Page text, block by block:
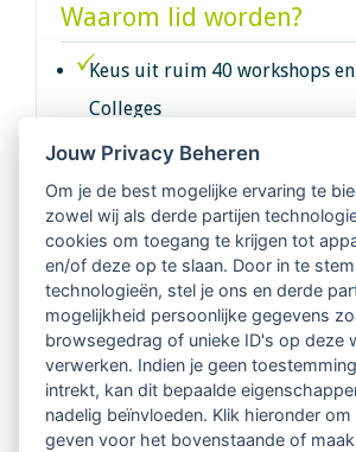
Waarom lid worden?
Keus uit ruim 40 workshops en
Colleges
Intervisie met geregistreerde
Netwerk van 2100
regio's
Vindbaar voor opdrachtgevers
Tijdschrift voor
Begeleidingskunde &
Jouw Privacy Beheren
Om je de best mogelijke ervaring te
zowel wij als derde partijen
cookies om toegang te krijgen tot
en/of deze op te slaan. Door in te
technologieën, stel je ons en derde
mogelijkheid persoonlijke gegevens
browsegedrag of unieke ID's op deze
verwerken. Indien je geen
intrekt, kan dit bepaalde
nadelig beïnvloeden. Klik hieronder
geven voor het bovenstaande of